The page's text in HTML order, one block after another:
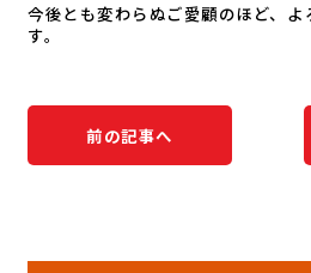
今後とも変わらぬご愛顧のほど、
す。
前の記事へ